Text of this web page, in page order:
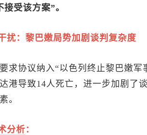
受该方案”。
扰：黎巴嫩局势加剧谈判复杂度
求协议纳入“以色列终止黎巴嫩
港导致14人死亡，进一步加剧了
。
分析 ：